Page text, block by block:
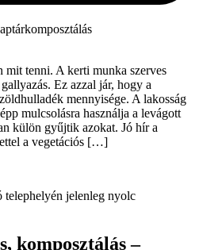
komposztálás
mit tenni. A kerti munka szerves
Ez azzal jár, hogy a
mennyisége. A lakosság
mulcsolásra használja a levágott
külön gyűjtik azokat. Jó hír a
a vegetációs […]
komposztálás –